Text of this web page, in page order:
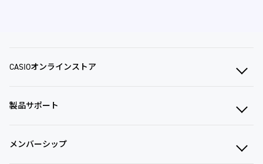
CASIOオンラインストア
製品サポート
メンバーシップ